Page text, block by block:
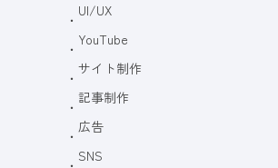
UI/UX
YouTube
サイト制作
記事制作
広告
SNS